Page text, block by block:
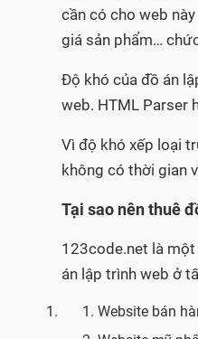
cần có cho web
giá sản phẩm…
Độ khó của đồ án
web. HTML Parser
Vì độ khó xếp loại
không có thời gian
Tại sao nên thuê
123code.net là một
án lập trình web ở
Website bán